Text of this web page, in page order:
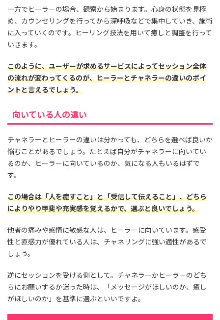
一方でヒーラーの場合、観察から始まります。心身の状態を見極
め、カウンセリングを行ってから深呼吸などで集中していき、施術
に入っていくのです。ヒーリング技法を用いて癒しと調整を行って
いきます。
このように、ユーザーが求めるサービスによってセッション全体
の流れが変わってくるのが、ヒーラーとチャネラーの違いのポイ
ントと言えるでしょう。
向いている人の違い
チャネラーとヒーラーの違いは分かっても、どちらを選べば良いか
悩むことがあるでしょう。たとえば自分がチャネラーに向いてい
るのか、ヒーラーに向いているのか、気になる人もいるはずで
す。
この場合は「人を癒すこと」と「受信して伝えること」、どちら
によりやり甲斐や充実感を覚えるかで、選ぶと良いでしょう。
他者の痛みや感情に敏感な人は、ヒーラーに向いています。感受
性と直感力が優れている人は、チャネリングに強い適性があるで
しょう。
逆にセッションを受ける側として。チャネラーかヒーラーのどち
らにお願いするか迷った時は、「メッセージがほしいのか、癒し
がほしいのか」を基準に選ぶといいですよ。